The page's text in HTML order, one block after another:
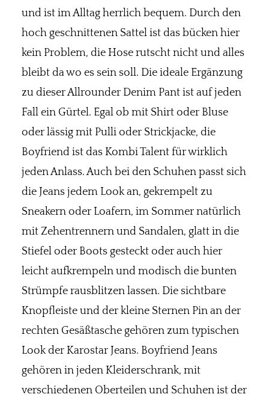
und ist im Alltag herrlich bequem. Durch den
hoch geschnittenen Sattel ist das bücken hier
kein Problem, die Hose rutscht nicht und alles
bleibt da wo es sein soll. Die ideale Ergänzung
zu dieser Allrounder Denim Pant ist auf jeden
Fall ein Gürtel. Egal ob mit Shirt oder Bluse
oder lässig mit Pulli oder Strickjacke, die
Boyfriend ist das Kombi Talent für wirklich
jeden Anlass. Auch bei den Schuhen passt sich
die Jeans jedem Look an, gekrempelt zu
Sneakern oder Loafern, im Sommer natürlich
mit Zehentrennern und Sandalen, glatt in die
Stiefel oder Boots gesteckt oder auch hier
leicht aufkrempeln und modisch die bunten
Strümpfe rausblitzen lassen. Die sichtbare
Knopfleiste und der kleine Sternen Pin an der
rechten Gesäßtasche gehören zum typischen
Look der Karostar Jeans. Boyfriend Jeans
gehören in jeden Kleiderschrank, mit
verschiedenen Oberteilen und Schuhen ist der